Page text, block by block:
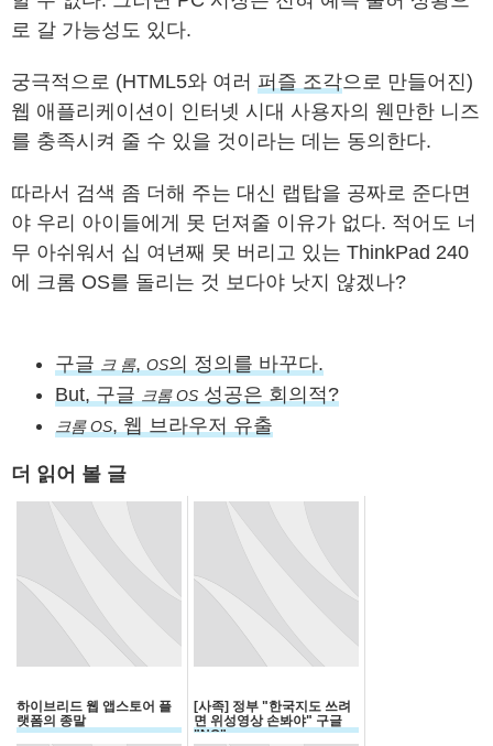
로 갈 가능성도 있다.
궁극적으로 (HTML5와 여러 퍼즐 조각으로 만들어진)
웹 애플리케이션이 인터넷 시대 사용자의 웬만한 니즈
를 충족시켜 줄 수 있을 것이라는 데는 동의한다.
따라서 검색 좀 더해 주는 대신 랩탑을 공짜로 준다면
야 우리 아이들에게 못 던져줄 이유가 없다. 적어도 너
무 아쉬워서 십 여년째 못 버리고 있는 ThinkPad 240
에 크롬 OS를 돌리는 것 보다야 낫지 않겠나?
구글 크 롬, OS의 정의를 바꾸다.
But, 구글 크롬 OS 성공은 회의적?
크롬 OS, 웹 브라우저 유출
더 읽어 볼 글
하이브리드 웹 앱스토어 플
랫폼의 종말
[사족] 정부 "한국지도 쓰려
면 위성영상 손봐야" 구글
"NO"